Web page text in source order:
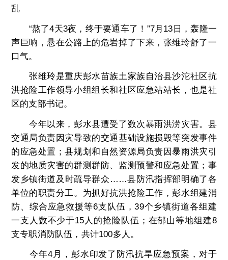
乱
“熬了4天3夜，终于要通车了！”7月13日，轰隆一
声巨响，悬在公路上的危岩掉了下来，张维玲舒了一
口气。
张维玲是重庆彭水苗族土家族自治县沙沱社区抗
洪抢险工作领导小组组长和社区应急站站长，也是社
区的支部书记。
今年以来，彭水县遭受了数次暴雨洪涝灾害。县
交通局负责因灾导致的交通基础设施损毁等突发事件
的应急处置；县规划和自然资源局负责因暴雨洪灾引
发的地质灾害的群测群防、监测预警和应急处置；事
发乡镇街道及时疏导群众……县防汛指挥部明确了各
单位的职责分工。为抓好抗洪抢险工作，彭水组建消
防、综合应急救援等6支队伍，39个乡镇街道各组建
一支人数不少于15人的抢险队伍；在郁山等地组建8
支专职消防队伍，共计100多人。
今年4月，彭水印发了防汛抗旱应急预案，对于